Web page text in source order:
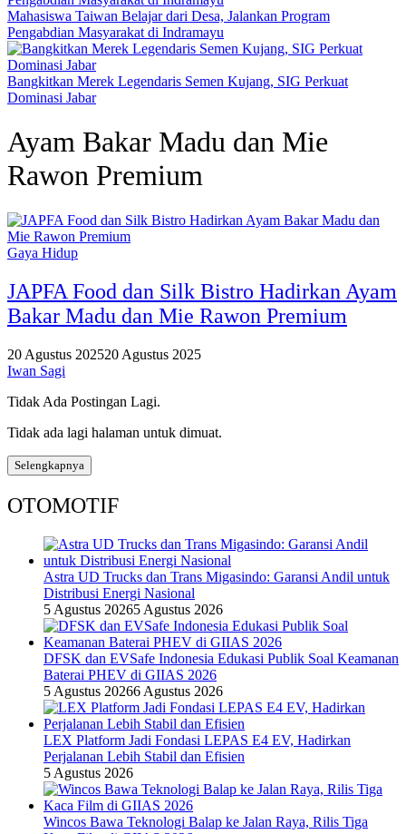
Mahasiswa Taiwan Belajar dari Desa, Jalankan Program
Pengabdian Masyarakat di Indramayu
Bangkitkan Merek Legendaris Semen Kujang, SIG Perkuat
Dominasi Jabar
Ayam Bakar Madu dan Mie
Rawon Premium
Gaya Hidup
JAPFA Food dan Silk Bistro Hadirkan Ayam
Bakar Madu dan Mie Rawon Premium
20 Agustus 202520 Agustus 2025
Iwan Sagi
Tidak Ada Postingan Lagi.
Tidak ada lagi halaman untuk dimuat.
Selengkapnya
OTOMOTIF
Astra UD Trucks dan Trans Migasindo: Garansi Andil untuk
Distribusi Energi Nasional
5 Agustus 20265 Agustus 2026
DFSK dan EVSafe Indonesia Edukasi Publik Soal Keamanan
Baterai PHEV di GIIAS 2026
5 Agustus 20266 Agustus 2026
LEX Platform Jadi Fondasi LEPAS E4 EV, Hadirkan
Perjalanan Lebih Stabil dan Efisien
5 Agustus 2026
Wincos Bawa Teknologi Balap ke Jalan Raya, Rilis Tiga